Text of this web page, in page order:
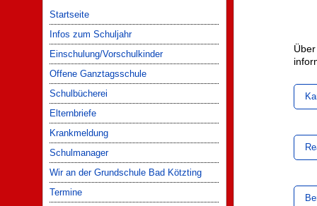
Startseite
Infos zum Schuljahr
Einschulung/Vorschulkinder
Offene Ganztagsschule
Schulbücherei
Elternbriefe
Krankmeldung
Schulmanager
Wir an der Grundschule Bad Kötzting
Termine